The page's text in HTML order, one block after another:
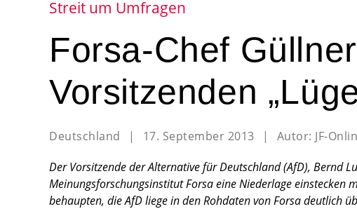
Streit um Umfragen
Forsa-Chef
Vorsitzenden
Deutschland | 17. September 2013 | Autor: JF-
Der Vorsitzende der Alternative für Deutschland (AfD), Bernd
Meinungsforschungsinstitut Forsa eine Niederlage einstecken
behaupten, die AfD liege in den Rohdaten von Forsa deutlich